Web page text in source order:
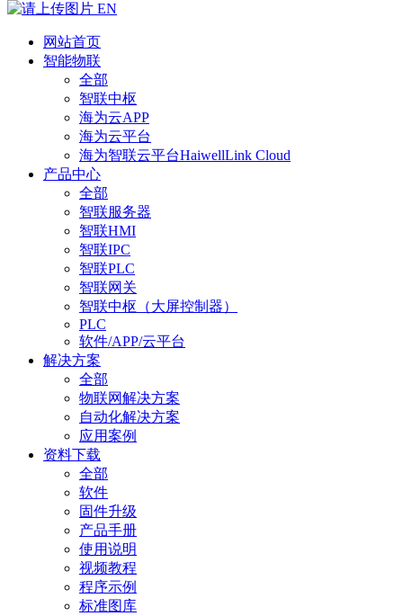
EN
网站首页
智能物联
全部
智联中枢
海为云APP
海为云平台
海为智联云平台HaiwellLink Cloud
产品中心
全部
智联服务器
智联HMI
智联IPC
智联PLC
智联网关
智联中枢（大屏控制器）
PLC
软件/APP/云平台
解决方案
全部
物联网解决方案
自动化解决方案
应用案例
资料下载
全部
软件
固件升级
产品手册
使用说明
视频教程
程序示例
标准图库